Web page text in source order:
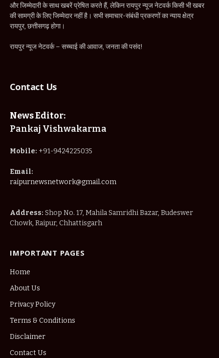
और जिम्मेदारी के साथ खबरें प्रेषित करते हैं, लेकिन रायपुर न्यूज नेटवर्क किसी भी खबर
की सामग्री के लिए जिम्मेदार नहीं है। सभी समाचार-संबंधी प्रकरणों का न्याय क्षेत्र
रायपुर, छत्तीसगढ़ होगा।
रायपुर न्यूज नेटवर्क – सच्चाई की आवाज, जनता की पसंद!
Contact Us
News Editor:
Pankaj Vishwakarma
Mobile: +91-9424225035
Email:
raipurnewsnetwork@gmail.com
Address: Shop No. 17, Mahila Samridhi Bazar, Budeswer
Chowk, Raipur, Chhattisgarh
IMPORTANT PAGES
Home
About Us
Privacy Policy
Terms & Conditions
Disclaimer
Contact Us